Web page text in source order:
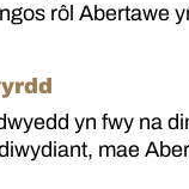
rôl Abertawe
yn fwy na
mae